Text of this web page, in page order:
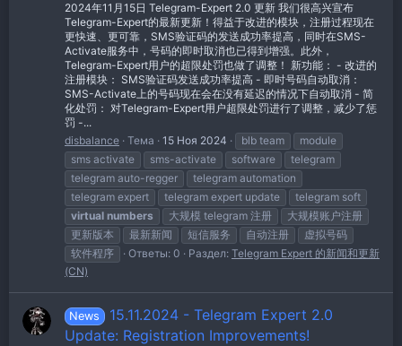
2024年11月15日 Telegram-Expert 2.0 更新 我们很高兴宣布
Telegram-Expert的最新更新！得益于改进的模块，注册过程现在
更快速、更可靠，SMS验证码的发送成功率提高，同时在SMS-
Activate服务中，号码的即时取消也已得到增强。此外，
Telegram-Expert用户的超限处罚也做了调整！ 新功能： - 改进的
注册模块： SMS验证码发送成功率提高 - 即时号码自动取消：
SMS-Activate上的号码现在会在没有延迟的情况下自动取消 - 简
化处罚： 对Telegram-Expert用户超限处罚进行了调整，减少了惩
罚 -...
disbalance Тема 15 Ноя 2024 blb team
module
sms activate
sms-activate software
telegram
telegram auto-regger
telegram automation
telegram expert
telegram expert update
telegram soft
virtual numbers 大规模 telegram 注册
大规模账户注册
更新版本
最新新闻 短信服务 自动注册
虚拟号码
软件程序
Ответы: 0 Раздел: Telegram Expert 的新闻和更新
(CN)
News
15.11.2024 - Telegram Expert 2.0
Update: Registration Improvements!